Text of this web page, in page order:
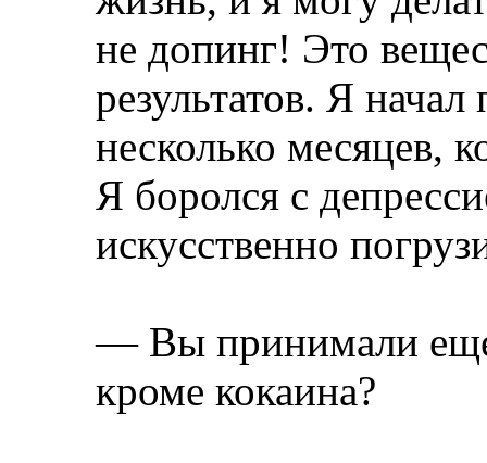
не допинг! Это
результатов. Я
несколько месяцев,
Я боролся с
искусственно
— Вы принимали еще
кроме кокаина?